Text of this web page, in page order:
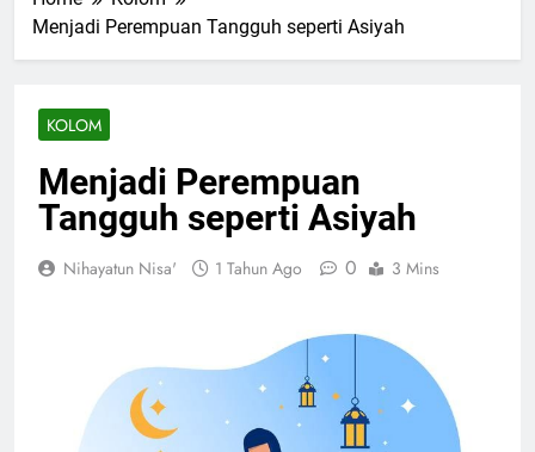
Menjadi Perempuan Tangguh seperti Asiyah
KOLOM
Menjadi Perempuan
Tangguh seperti Asiyah
Nihayatun Nisa' 1 Tahun Ago 0 3 Mins